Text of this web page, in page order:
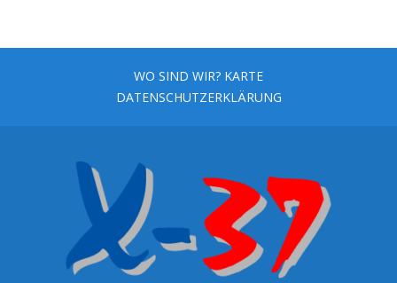
WO SIND WIR? KARTE
DATENSCHUTZERKLÄRUNG